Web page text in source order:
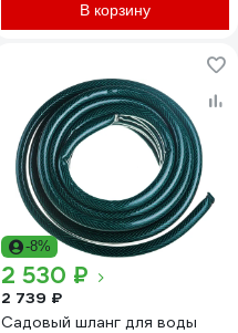
В корзину
-8%
2 530 ₽
2 739 ₽
Садовый шланг для воды